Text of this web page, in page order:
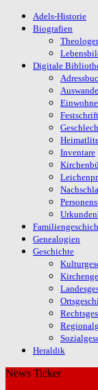
Adels-Historie
Biografien
Digitale
Inventare
Genealogien
Geschichte
Heraldik
News Ticker